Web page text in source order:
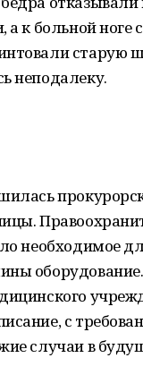
а к больной ноге
старую
неподалеку.
необходимое
с
случаи в